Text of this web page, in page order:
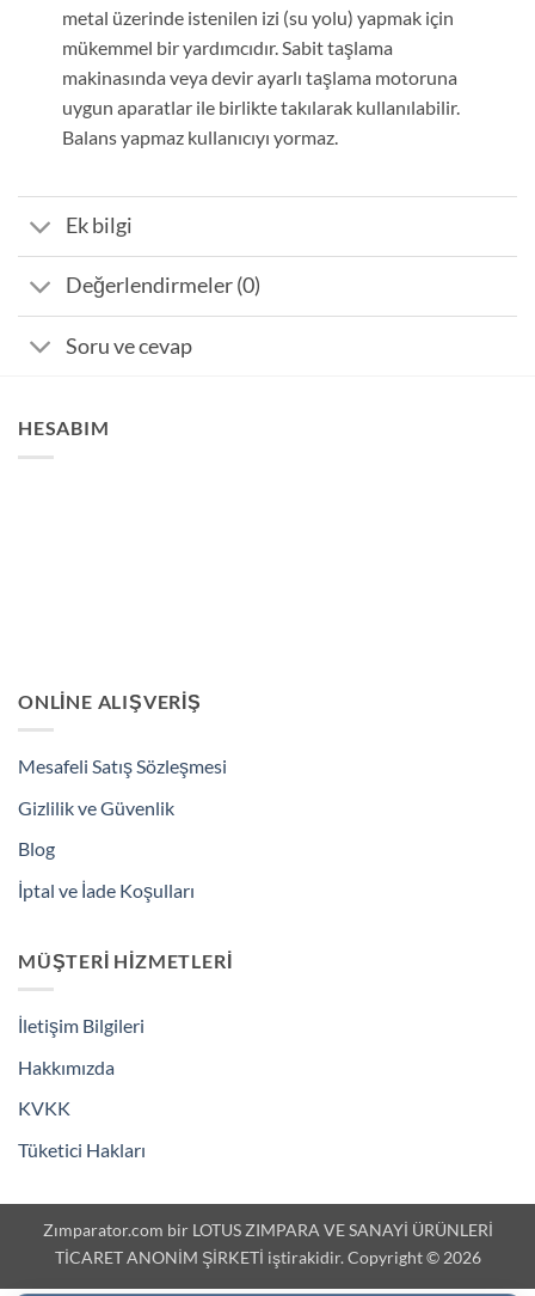
metal üzerinde istenilen izi (su yolu) yapmak için
mükemmel bir yardımcıdır. Sabit taşlama
makinasında veya devir ayarlı taşlama motoruna
uygun aparatlar ile birlikte takılarak kullanılabilir.
Balans yapmaz kullanıcıyı yormaz.
Ek bilgi
Değerlendirmeler (0)
Soru ve cevap
HESABIM
ONLINE ALIŞVERIŞ
Mesafeli Satış Sözleşmesi
Gizlilik ve Güvenlik
Blog
İptal ve İade Koşulları
MÜŞTERI HIZMETLERI
İletişim Bilgileri
Hakkımızda
KVKK
Tüketici Hakları
Zımparator.com bir LOTUS ZIMPARA VE SANAYİ ÜRÜNLERİ
TİCARET ANONİM ŞİRKETİ iştirakidir. Copyright © 2026